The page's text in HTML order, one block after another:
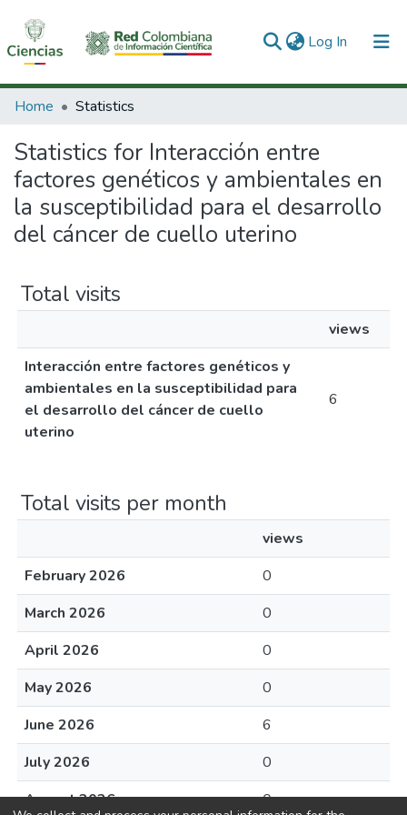
Log In (current)
Communities & Collections
All of DSpace
Home Statistics
Statistics for Interacción entre
factores genéticos y ambientales en
la susceptibilidad para el desarrollo
del cáncer de cuello uterino
Total visits
views
Interacción entre factores genéticos y
ambientales en la susceptibilidad para
el desarrollo del cáncer de cuello
uterino
6
Total visits per month
views
February 2026
0
March 2026
0
April 2026
0
May 2026
0
June 2026
6
July 2026
0
August 2026
0